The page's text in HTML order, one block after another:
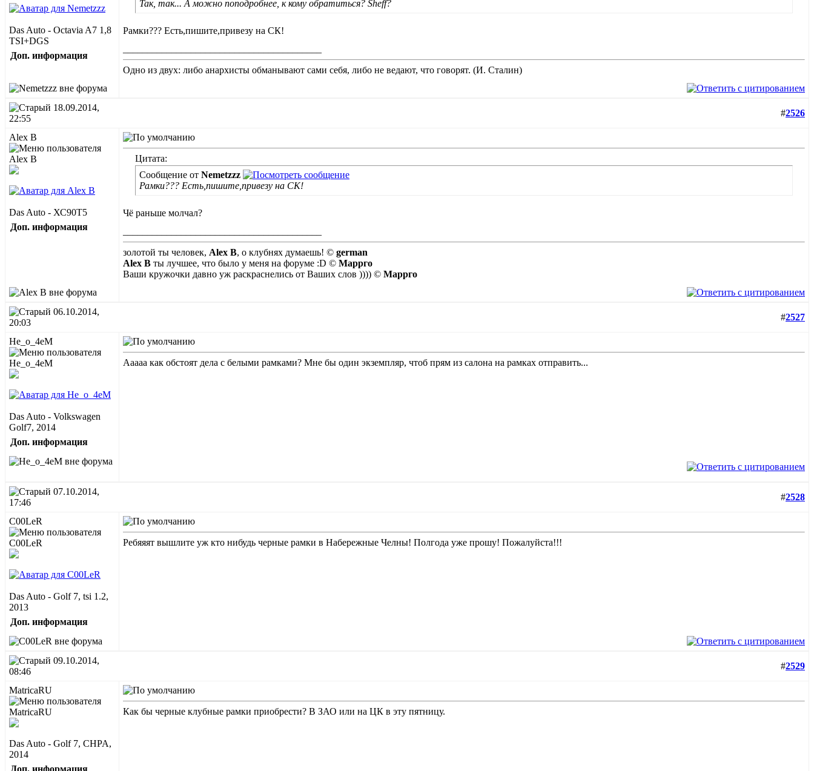
Das Auto - Octavia A7 1,8
TSI+DGS
Доп. информация
Так, так... А можно поподробнее, к кому обратиться? Sheff?
Рамки??? Есть,пишите,привезу на СК!
Одно из двух: либо анархисты обманывают сами себя, либо не ведают, что говорят. (И. Сталин)
18.09.2014,
22:55
#2526
Alex B
Das Auto - ХС90Т5
Доп. информация
Цитата:
Сообщение от Nemetzzz
Рамки??? Есть,пишите,привезу на СК!
Чё раньше молчал?
золотой ты человек, Alex B, о клубнях думаешь! © german
Alex B ты лучшее, что было у меня на форуме :D © Маррго
Ваши кружочки давно уж раскраснелись от Ваших слов )))) © Маррго
06.10.2014,
20:03
#2527
He_o_4eM
Das Auto - Volkswagen
Golf7, 2014
Доп. информация
Ааааа как обстоят дела с белыми рамками? Мне бы один экземпляр, чтоб прям из салона на рамках отправить...
07.10.2014,
17:46
#2528
C00LeR
Das Auto - Golf 7, tsi 1.2,
2013
Доп. информация
Ребяяят вышлите уж кто нибудь черные рамки в Набережные Челны! Полгода уже прошу! Пожалуйста!!!
09.10.2014,
08:46
#2529
MatricaRU
Das Auto - Golf 7, CHPA,
2014
Доп. информация
Как бы черные клубные рамки приобрести? В ЗАО или на ЦК в эту пятницу.